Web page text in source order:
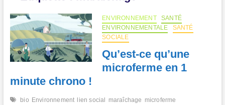
ENVIRONNEMENT
SANTÉ
ENVIRONNEMENTALE
SANTÉ
SOCIALE
Qu’est-ce qu’une
microferme en 1
minute chrono !
bio Environnement lien social maraîchage microferme